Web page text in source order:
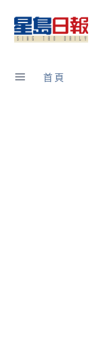
content
首頁